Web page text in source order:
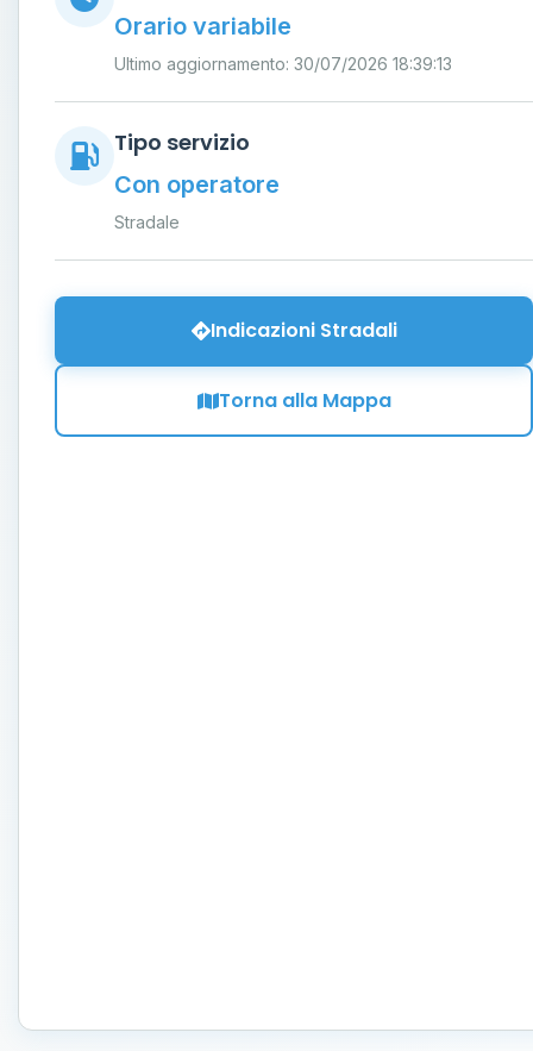
Orario variabile
Ultimo aggiornamento: 30/07/2026 18:39:13
Tipo servizio
Con operatore
Stradale
Indicazioni Stradali
Torna alla Mappa